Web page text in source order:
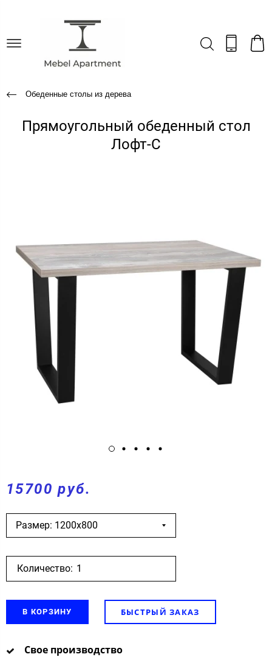
Обеденные столы из дерева
Прямоугольный обеденный стол
Лофт-С
15700 руб.
Размер: 1200х800
Количество:
В КОРЗИНУ БЫСТРЫЙ ЗАКАЗ
Свое производство